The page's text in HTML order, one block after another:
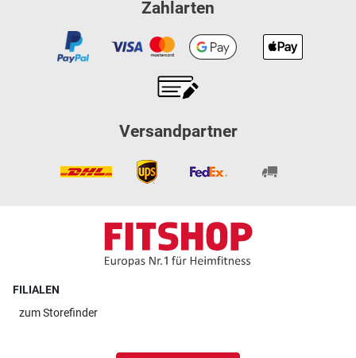
Zahlarten
Versandpartner
FILIALEN
zumStorefinder